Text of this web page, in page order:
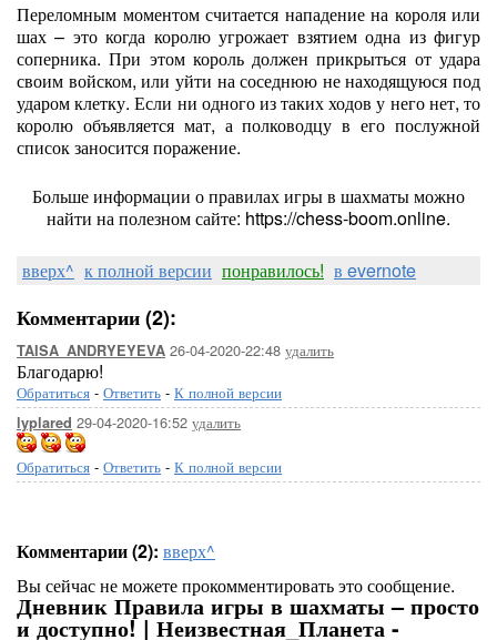
Переломным моментом считается нападение на короля или
шах – это когда королю угрожает взятием одна из фигур
соперника. При этом король должен прикрыться от удара
своим войском, или уйти на соседнюю не находящуюся под
ударом клетку. Если ни одного из таких ходов у него нет, то
королю объявляется мат, а полководцу в его послужной
список заносится поражение.
Больше информации о правилах игры в шахматы можно
найти на полезном сайте: https://chess-boom.online.
вверх^ к полной версии понравилось! в evernote
Комментарии (2):
TAISA_ANDRYEYEVA 26-04-2020-22:48 удалить
Благодарю!
Обратиться - Ответить - К полной версии
lyplared 29-04-2020-16:52 удалить
Обратиться - Ответить - К полной версии
Комментарии (2): вверх^
Вы сейчас не можете прокомментировать это сообщение.
Дневник Правила игры в шахматы – просто
и доступно! | Неизвестная_Планета -